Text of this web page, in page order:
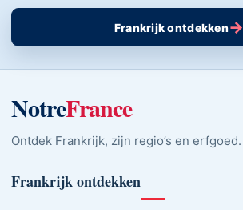
Frankrijk ontdekken→
NotreFrance
Ontdek Frankrijk, zijn regio’s en erfgoed.
Frankrijk ontdekken